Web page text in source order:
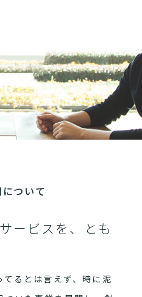
ついて
ービスを、とも
てるとは言えず、時に泥